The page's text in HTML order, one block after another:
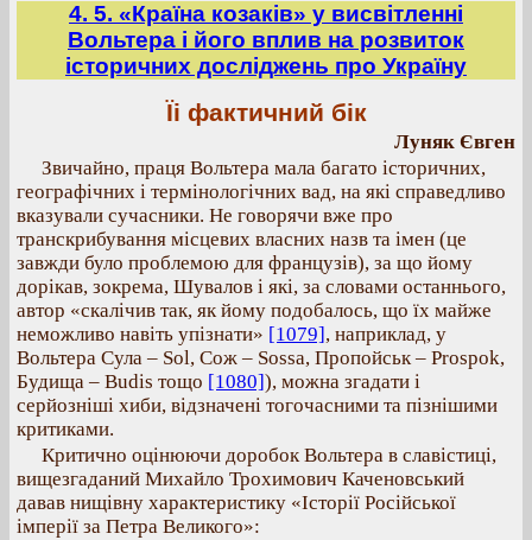
4. 5. «Країна козаків» у висвітленні
Вольтера і його вплив на розвиток
історичних досліджень про Україну
Їі фактичний бік
Луняк Євген
Звичайно, праця Вольтера мала багато історичних,
географічних і термінологічних вад, на які справедливо
вказували сучасники. Не говорячи вже про
транскрибування місцевих власних назв та імен (це
завжди було проблемою для французів), за що йому
дорікав, зокрема, Шувалов і які, за словами останнього,
автор «скалічив так, як йому подобалось, що їх майже
неможливо навіть упізнати» [1079], наприклад, у
Вольтера Сула – Sol, Сож – Sossa, Пропойськ – Prospok,
Будища – Budis тощо [1080]), можна згадати і
серйозніші хиби, відзначені тогочасними та пізнішими
критиками.
Критично оцінюючи доробок Вольтера в славістиці,
вищезгаданий Михайло Трохимович Каченовський
давав нищівну характеристику «Історії Російської
імперії за Петра Великого»: